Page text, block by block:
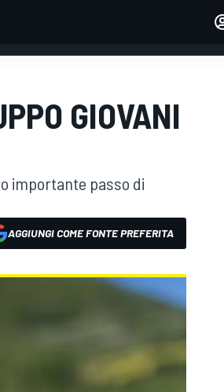
GIOVANI
importante passo di
AGGIUNGI COME FONTE PREFERITA